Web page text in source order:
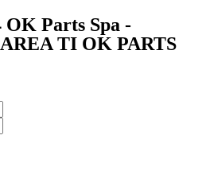
OK Parts Spa -
TI OK PARTS